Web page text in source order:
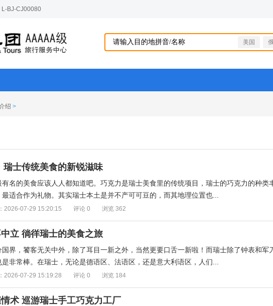
L-BJ-CJ00080
美国
绍 >
瑞士传统美食的新锐滋味
有名的美食应该人人都知道吧。巧克力是瑞士美食里的传统项目，瑞士的巧克力的种类
适合作为礼物。其实瑞士本土是并不产可可豆的，而其地理位置也...
2026-07-29 15:20:15 评论 0 浏览 362
立 徜徉瑞士的美食之旅
国界，饕客无关中外，除了耳目一新之外，当然更要口舌一新啦！而瑞士除了钟表和军
是非常棒。在瑞士，无论是德语区、法语区，还是意大利语区，人们...
2026-07-29 15:19:28 评论 0 浏览 184
术 巡游瑞士手工巧克力工厂